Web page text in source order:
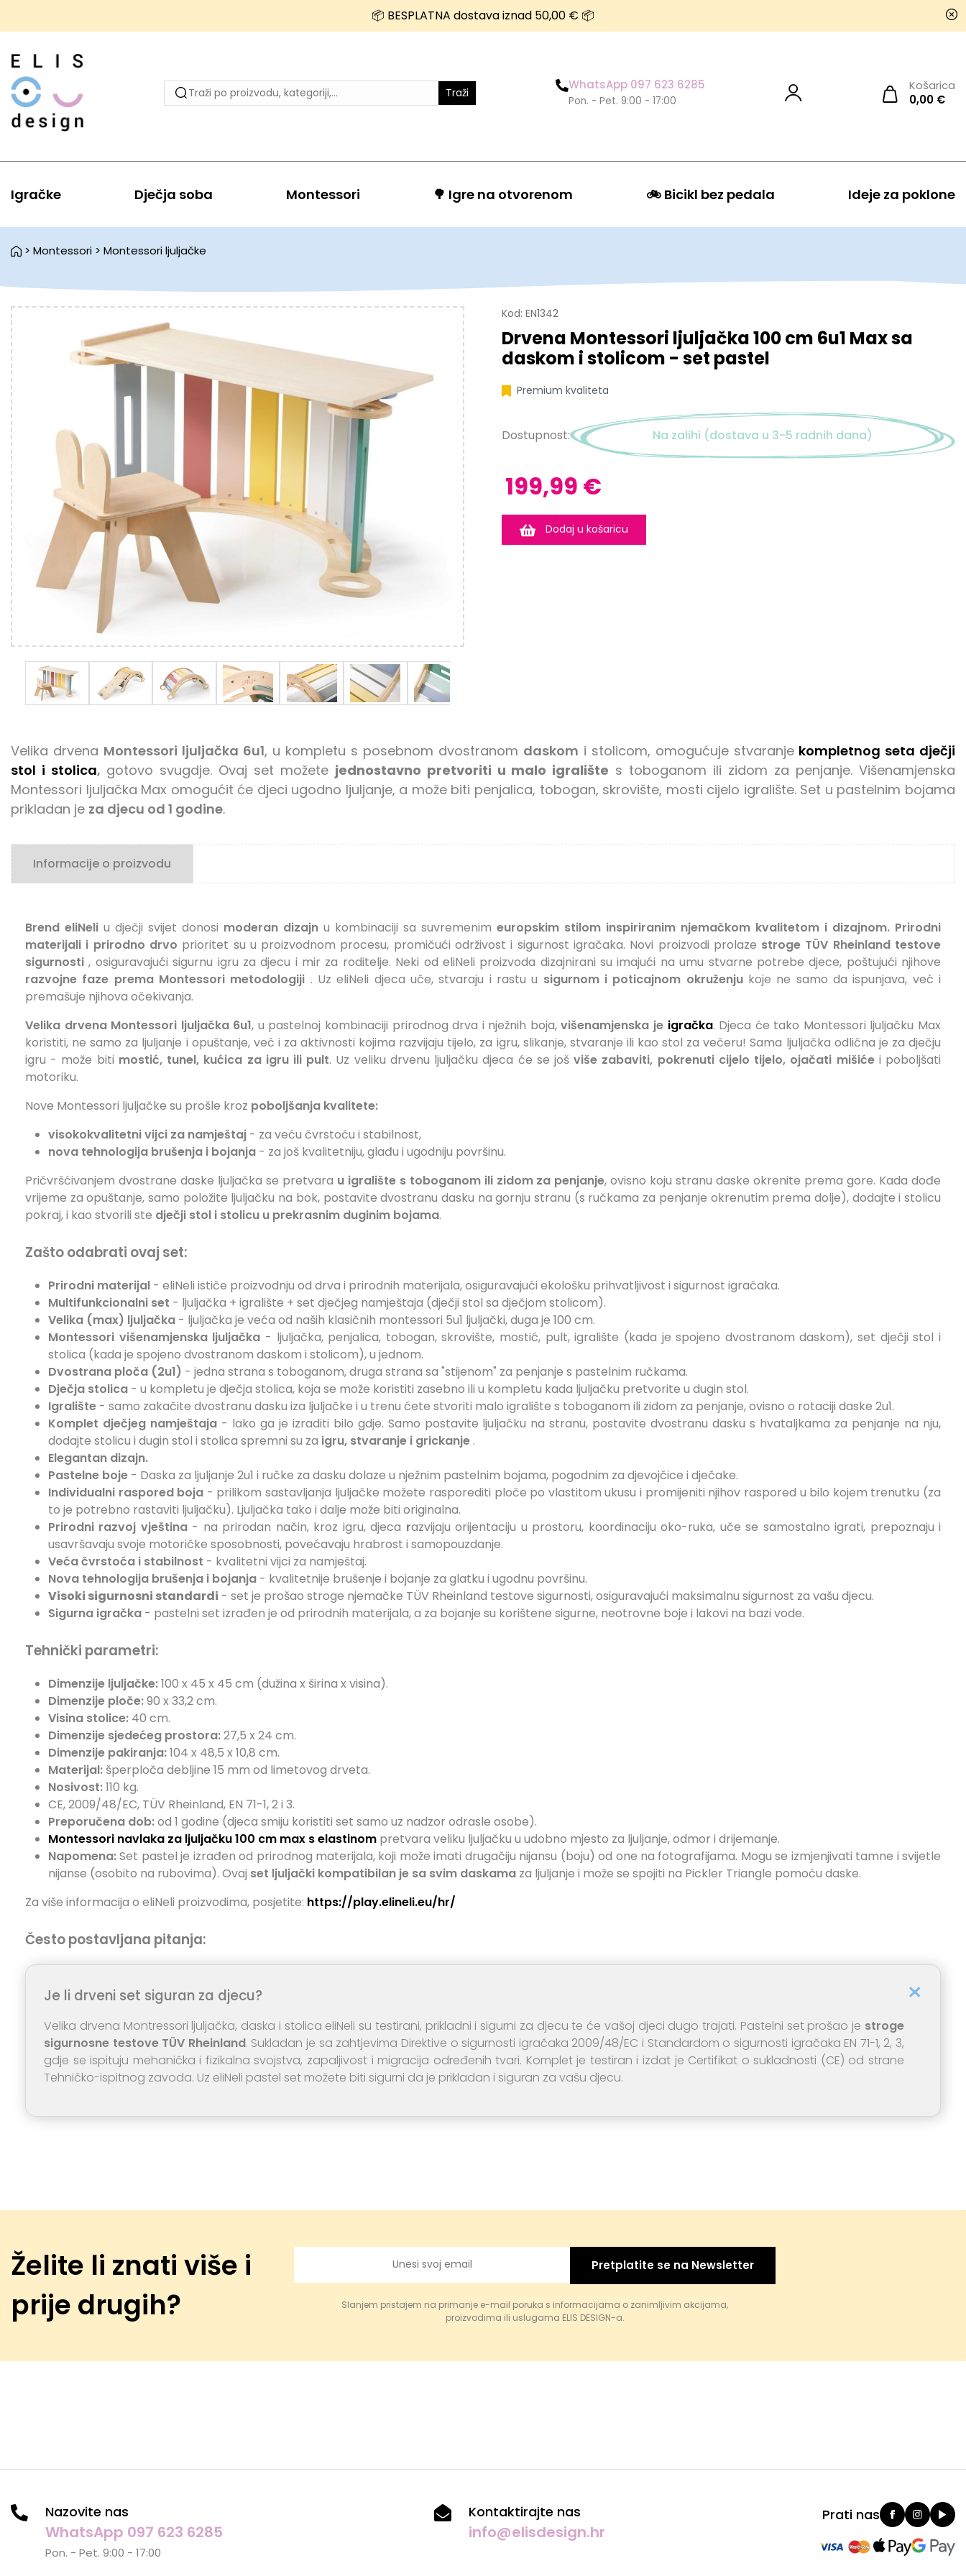
📦 BESPLATNA dostava iznad 50,00 € 📦
Traži
WhatsApp 097 623 6285
Pon. - Pet. 9:00 - 17:00
Košarica
0,00 €
Igračke Dječja soba Montessori 🌳 Igre na otvorenom 🚲 Bicikl bez pedala Ideje za poklone
> Montessori > Montessori ljuljačke
Kod:EN1342
Drvena Montessori ljuljačka 100 cm 6u1 Max sa
daskom i stolicom - set pastel
Premium kvaliteta
Dostupnost: Na zalihi (dostava u 3-5 radnih dana)
199,99 €
Dodaj u košaricu
Velika drvena Montessori ljuljačka 6u1, u kompletu s posebnom dvostranom daskom i stolicom, omogućuje stvaranje kompletnog seta dječji
stol i stolica, gotovo svugdje. Ovaj set možete jednostavno pretvoriti u malo igralište s toboganom ili zidom za penjanje. Višenamjenska
Montessori ljuljačka Max omogućit će djeci ugodno ljuljanje, a može biti penjalica, tobogan, skrovište, mosti cijelo igralište. Set u pastelnim bojama
prikladan je za djecu od 1 godine.
Informacije o proizvodu
Brend eliNeli u dječji svijet donosi moderan dizajn u kombinaciji sa suvremenim europskim stilom inspiriranim njemačkom kvalitetom i dizajnom. Prirodni
materijali i prirodno drvo prioritet su u proizvodnom procesu, promičući održivost i sigurnost igračaka. Novi proizvodi prolaze stroge TÜV Rheinland testove
sigurnosti , osiguravajući sigurnu igru ​​za djecu i mir za roditelje. Neki od eliNeli proizvoda dizajnirani su imajući na umu stvarne potrebe djece, poštujući njihove
razvojne faze prema Montessori metodologiji . Uz eliNeli djeca uče, stvaraju i rastu u sigurnom i poticajnom okruženjukoje ne samo da ispunjava, već i
premašuje njihova očekivanja.
Velika drvena Montessori ljuljačka 6u1, u pastelnoj kombinaciji prirodnog drva i nježnih boja,višenamjenska je igračka. Djeca će tako Montessori ljuljačku Max
koristiti, ne samo za ljuljanje i opuštanje, već i za aktivnosti kojima razvijaju tijelo, za igru, slikanje, stvaranje ili kao stol za večeru! Sama ljuljačka odlična je za dječju
igru ​​- može biti mostić, tunel, kućica za igru ​​ili pult. Uz veliku drvenu ljuljačku djeca će se jošviše zabaviti, pokrenuti cijelo tijelo, ojačati mišićei poboljšati
motoriku.
Nove Montessori ljuljačke su prošle kroz poboljšanja kvalitete:
visokokvalitetni vijci za namještaj - za veću čvrstoću i stabilnost,
nova tehnologija brušenja i bojanja - za još kvalitetniju, glađu i ugodniju površinu.
Pričvršćivanjem dvostrane daske ljuljačka se pretvara u igralište s toboganom ili zidom za penjanje, ovisno koju stranu daske okrenite prema gore. Kada dođe
vrijeme za opuštanje, samo položite ljuljačku na bok, postavite dvostranu dasku na gornju stranu (s ručkama za penjanje okrenutim prema dolje), dodajte i stolicu
pokraj, i kao stvorili ste dječji stol i stolicu u prekrasnim duginim bojama.
Zašto odabrati ovaj set:
Prirodni materijal - eliNeli ističe proizvodnju od drva i prirodnih materijala, osiguravajući ekološku prihvatljivost i sigurnost igračaka.
Multifunkcionalni set - ljuljačka + igralište + set dječjeg namještaja (dječji stol sa dječjom stolicom).
Velika (max) ljuljačka - ljuljačka je veća od naših klasičnih montessori 5u1 ljuljački, duga je 100 cm.
Montessori višenamjenska ljuljačka - ljuljačka, penjalica, tobogan, skrovište, mostić, pult, igralište (kada je spojeno dvostranom daskom), set dječji stol i
stolica (kada je spojeno dvostranom daskom i stolicom), u jednom.
Dvostrana ploča (2u1) - jedna strana s toboganom, druga strana sa "stijenom" za penjanje s pastelnim ručkama.
Dječja stolica - u kompletu je dječja stolica, koja se može koristiti zasebno ili u kompletu kada ljuljačku pretvorite u dugin stol.
Igralište - samo zakačite dvostranu dasku iza ljuljačke i u trenu ćete stvoriti malo igralište s toboganom ili zidom za penjanje, ovisno o rotaciji daske 2u1.
Komplet dječjeg namještaja- lako ga je izraditi bilo gdje. Samo postavite ljuljačku na stranu, postavite dvostranu dasku s hvataljkama za penjanje na nju,
dodajte stolicu i dugin stol i stolica spremni su za igru, stvaranje i grickanje .
Elegantan dizajn.
Pastelne boje - Daska za ljuljanje 2u1 i ručke za dasku dolaze u nježnim pastelnim bojama, pogodnim za djevojčice i dječake.
Individualni raspored boja - prilikom sastavljanja ljuljačke možete rasporediti ploče po vlastitom ukusu i promijeniti njihov raspored u bilo kojem trenutku (za
to je potrebno rastaviti ljuljačku). Ljuljačka tako i dalje može biti originalna.
Prirodni razvoj vještina- na prirodan način, kroz igru, djeca razvijaju orijentaciju u prostoru, koordinaciju oko-ruka, uče se samostalno igrati, prepoznaju i
usavršavaju svoje motoričke sposobnosti, povećavaju hrabrost i samopouzdanje.
Veća čvrstoća i stabilnost - kvalitetni vijci za namještaj.
Nova tehnologija brušenja i bojanja - kvalitetnije brušenje i bojanje za glatku i ugodnu površinu.
Visoki sigurnosni standardi - set je prošao stroge njemačke TÜV Rheinland testove sigurnosti, osiguravajući maksimalnu sigurnost za vašu djecu.
Sigurna igračka - pastelni set izrađen je od prirodnih materijala, a za bojanje su korištene sigurne, neotrovne boje i lakovi na bazi vode.
Tehnički parametri:
Dimenzije ljuljačke:100 x 45 x 45 cm (dužina x širina x visina).
Dimenzije ploče:90 x 33,2 cm.
Visina stolice: 40 cm.
Dimenzije sjedećeg prostora:27,5 x 24 cm.
Dimenzije pakiranja:104 x 48,5 x 10,8 cm.
Materijal: šperploča debljine 15 mm od limetovog drveta.
Nosivost:110 kg.
CE, 2009/48/EC, TÜV Rheinland, EN 71-1, 2 i 3.
Preporučena dob:od 1 godine (djeca smiju koristiti set samo uz nadzor odrasle osobe).
Montessori navlaka za ljuljačku 100 cm max s elastinom pretvara veliku ljuljačku u udobno mjesto za ljuljanje, odmor i drijemanje.
Napomena:Set pastel je izrađen od prirodnog materijala, koji može imati drugačiju nijansu (boju) od one na fotografijama. Mogu se izmjenjivati ​​tamne i svijetle
nijanse (osobito na rubovima). Ovaj set ljuljački kompatibilan je sa svim daskama za ljuljanje i može se spojiti na Pickler Triangle pomoću daske.
Za više informacija o eliNeli proizvodima, posjetite: https://play.elineli.eu/hr/
Često postavljana pitanja:
Je li drveni set siguran za djecu?
Velika drvena Montressori ljuljačka, daska i stolica eliNeli su testirani, prikladni i sigurni za djecu te će vašoj djeci dugo trajati. Pastelni set prošao je stroge
sigurnosne testove TÜV Rheinland. Sukladan je sa zahtjevima Direktive o sigurnosti igračaka 2009/48/EC i Standardom o sigurnosti igračaka EN 71-1, 2, 3,
gdje se ispituju mehanička i fizikalna svojstva, zapaljivost i migracija određenih tvari. Komplet je testiran i izdat je Certifikat o sukladnosti (CE) od strane
Tehničko-ispitnog zavoda. Uz eliNeli pastel set možete biti sigurni da je prikladan i siguran za vašu djecu.
Želite li znati više i
prije drugih?
Pretplatite se na Newsletter
Slanjem pristajem na primanje e-mail poruka s informacijama o zanimljivim akcijama,
proizvodima ili uslugama ELIS DESIGN-a.
Nazovite nas
WhatsApp 097 623 6285
Pon. - Pet. 9:00 - 17:00
Kontaktirajte nas
info@elisdesign.hr
Prati nas